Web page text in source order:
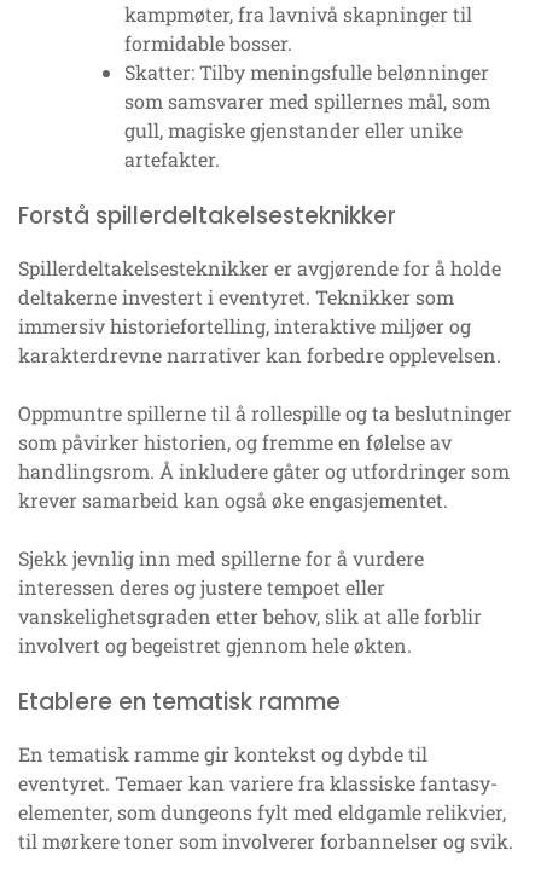
kampmøter, fra lavnivå skapninger til
formidable bosser.
Skatter: Tilby meningsfulle belønninger
som samsvarer med spillernes mål, som
gull, magiske gjenstander eller unike
artefakter.
Forstå spillerdeltakelsesteknikker
Spillerdeltakelsesteknikker er avgjørende for å holde
deltakerne investert i eventyret. Teknikker som
immersiv historiefortelling, interaktive miljøer og
karakterdrevne narrativer kan forbedre opplevelsen.
Oppmuntre spillerne til å rollespille og ta beslutninger
som påvirker historien, og fremme en følelse av
handlingsrom. Å inkludere gåter og utfordringer som
krever samarbeid kan også øke engasjementet.
Sjekk jevnlig inn med spillerne for å vurdere
interessen deres og justere tempoet eller
vanskelighetsgraden etter behov, slik at alle forblir
involvert og begeistret gjennom hele økten.
Etablere en tematisk ramme
En tematisk ramme gir kontekst og dybde til
eventyret. Temaer kan variere fra klassiske fantasy-
elementer, som dungeons fylt med eldgamle relikvier,
til mørkere toner som involverer forbannelser og svik.